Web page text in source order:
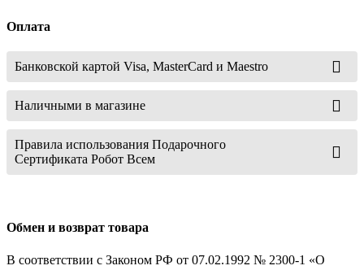
Оплата
Банковской картой Visa, MasterCard и Maestro
Наличными в магазине
Правила использования Подарочного
Сертификата Робот Всем
Обмен и возврат товара
В соответствии с Законом РФ от 07.02.1992 № 2300-1 «О